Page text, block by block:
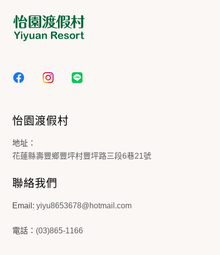
怡園渡假村
地址：
花蓮縣壽豐鄉豐坪村豐坪路三段6巷21號
聯絡我們
Email: yiyu8653678@hotmail.com
電話： (03)865-1166